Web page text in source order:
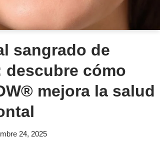
sangrado de
descubre cómo
mejora la salud
24, 2025